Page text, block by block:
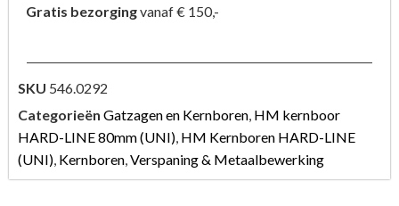
Gratis bezorgingvanaf € 150,-
SKU 546.0292
Categorieën Gatzagen en Kernboren, HM kernboor
HARD-LINE 80mm (UNI), HM Kernboren HARD-LINE
(UNI), Kernboren,Verspaning & Metaalbewerking